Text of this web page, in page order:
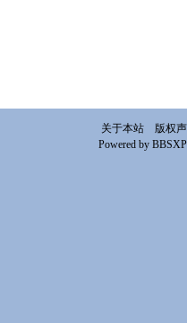
关于本站
版权
Powered by